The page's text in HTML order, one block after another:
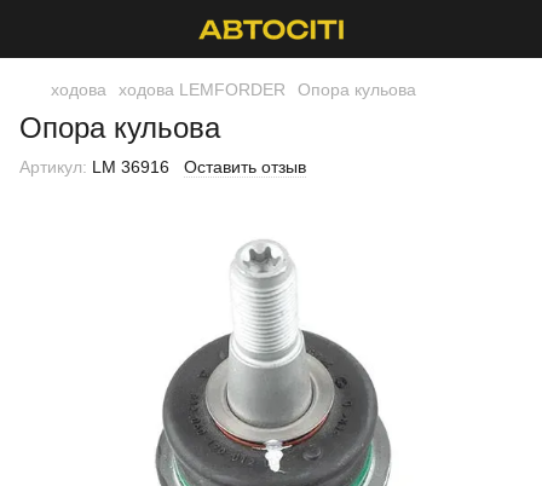
ходова ходова LEMFORDER Опора кульова
Опора кульова
Артикул: LM 36916 Оставить отзыв